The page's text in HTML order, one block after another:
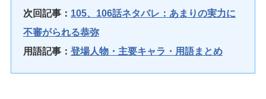
次回記事： 105、106話ネタバレ：あまりの実力に
不審がられる恭弥
用語記事： 登場人物・主要キャラ・用語まとめ